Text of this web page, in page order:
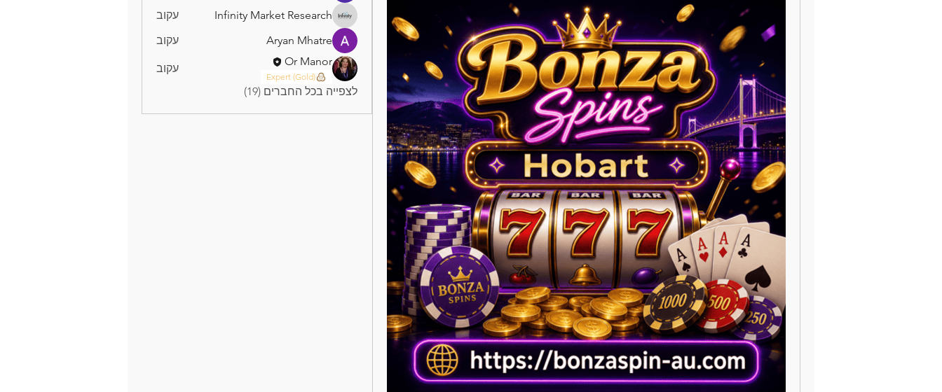
Infinity Market Research
עקוב
Aryan Mhatre
עקוב
Or Manor
Expert (Gold)
עקוב
לצפייה בכל החברים (19)